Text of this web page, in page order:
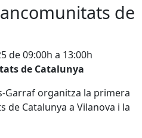
de
de 09:00h a 13:00h
de Catalunya
Garraf organitza la primera
Catalunya a Vilanova i la